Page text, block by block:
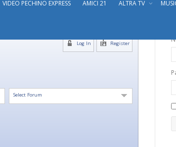
VIDEO PECHINO EXPRESS AMICI 21 ALTRA TV
Register
Log In
Select Forum